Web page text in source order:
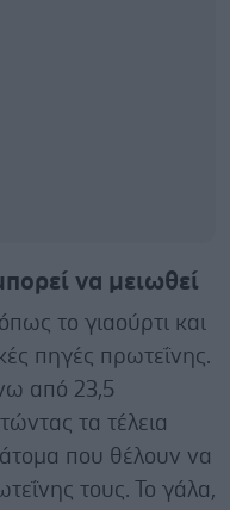
να μειωθεί
το γιαούρτι και
πηγές πρωτεΐνης.
από 23,5
τα τέλεια
που θέλουν να
τους. Το γάλα,